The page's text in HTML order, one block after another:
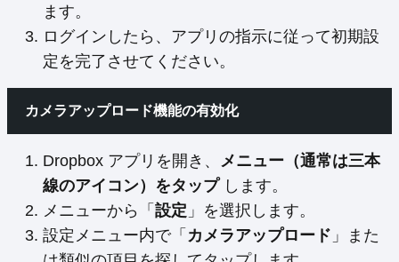
ます。
ログインしたら、アプリの指示に従って初期設
定を完了させてください。
カメラアップロード機能の有効化
Dropbox アプリを開き、 メニュー（通常は三本
線のアイコン）をタップします。
メニューから「 設定 」を選択します。
設定メニュー内で「 カメラアップロード 」また